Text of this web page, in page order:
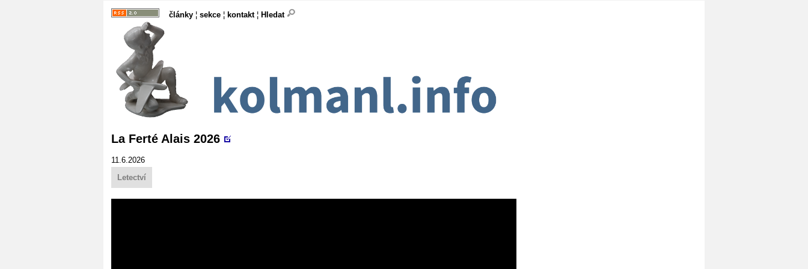
články ¦ sekce ¦ kontakt¦ Hledat
La Ferté Alais 2026
11.6.2026
Letectví